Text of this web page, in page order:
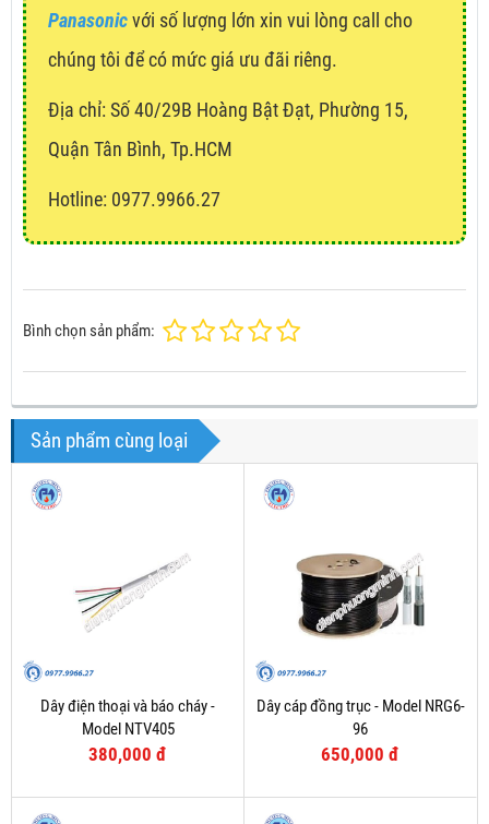
Panasonicvới số lượng lớn xin vui lòng call cho
chúng tôi để có mức giá ưu đãi riêng.
Địa chỉ: Số 40/29B Hoàng Bật Đạt, Phường 15,
Quận Tân Bình, Tp.HCM
Hotline: 0977.9966.27
Bình chọn sản phẩm:
Sản phẩm cùng loại
Dây điện thoại và báo cháy -
Model NTV405
380,000 đ
Dây cáp đồng trục - Model NRG6-
96
650,000 đ